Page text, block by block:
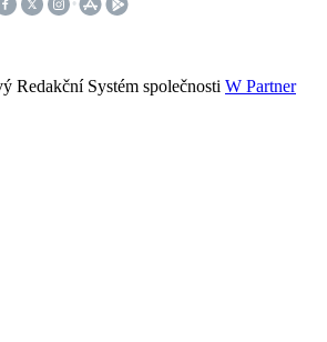
Redakční Systém společnosti W Partner